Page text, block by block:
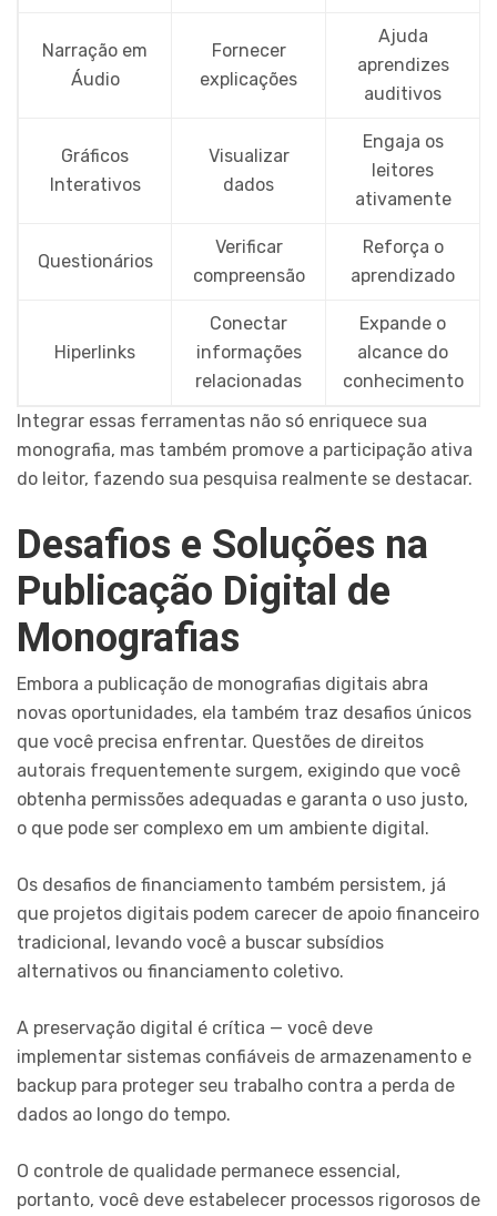
Narração em
Áudio
Fornecer
explicações
Ajuda
aprendizes
auditivos
Gráficos
Interativos
Visualizar
dados
Engaja os
leitores
ativamente
Questionários
Verificar
compreensão
Reforça o
aprendizado
Hiperlinks
Conectar
informações
relacionadas
Expande o
alcance do
conhecimento
Integrar essas ferramentas não só enriquece sua
monografia, mas também promove a participação ativa
do leitor, fazendo sua pesquisa realmente se destacar.
Desafios e Soluções na
Publicação Digital de
Monografias
Embora a publicação de monografias digitais abra
novas oportunidades, ela também traz desafios únicos
que você precisa enfrentar. Questões de direitos
autorais frequentemente surgem, exigindo que você
obtenha permissões adequadas e garanta o uso justo,
o que pode ser complexo em um ambiente digital.
Os desafios de financiamento também persistem, já
que projetos digitais podem carecer de apoio financeiro
tradicional, levando você a buscar subsídios
alternativos ou financiamento coletivo.
A preservação digital é crítica — você deve
implementar sistemas confiáveis de armazenamento e
backup para proteger seu trabalho contra a perda de
dados ao longo do tempo.
O controle de qualidade permanece essencial,
portanto, você deve estabelecer processos rigorosos de